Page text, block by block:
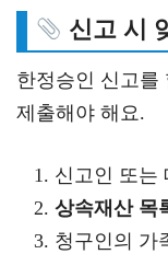
신고 시
한정승인 신고를
제출해야 해요.
신고인 또는
상속재산 목
청구인의 가